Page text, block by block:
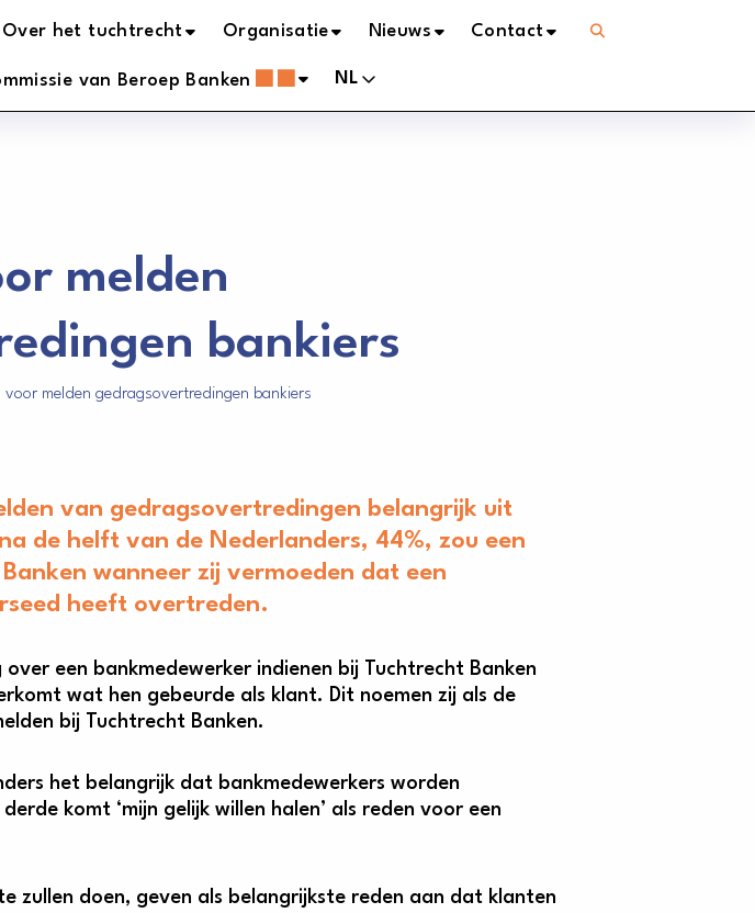
Over het tuchtrecht Organisatie Nieuws Contact
van Beroep Banken NL
melden
bankiers
voor melden gedragsovertredingen bankiers
van gedragsovertredingen belangrijk uit
de helft van de Nederlanders, 44%, zou een
wanneer zij vermoeden dat een
heeft overtreden.
een bankmedewerker indienen bij Tuchtrecht Banken
wat hen gebeurde als klant. Dit noemen zij als de
bij Tuchtrecht Banken.
het belangrijk dat bankmedewerkers worden
komt ‘mijn gelijk willen halen’ als reden voor een
zullen doen, geven als belangrijkste reden aan dat klanten